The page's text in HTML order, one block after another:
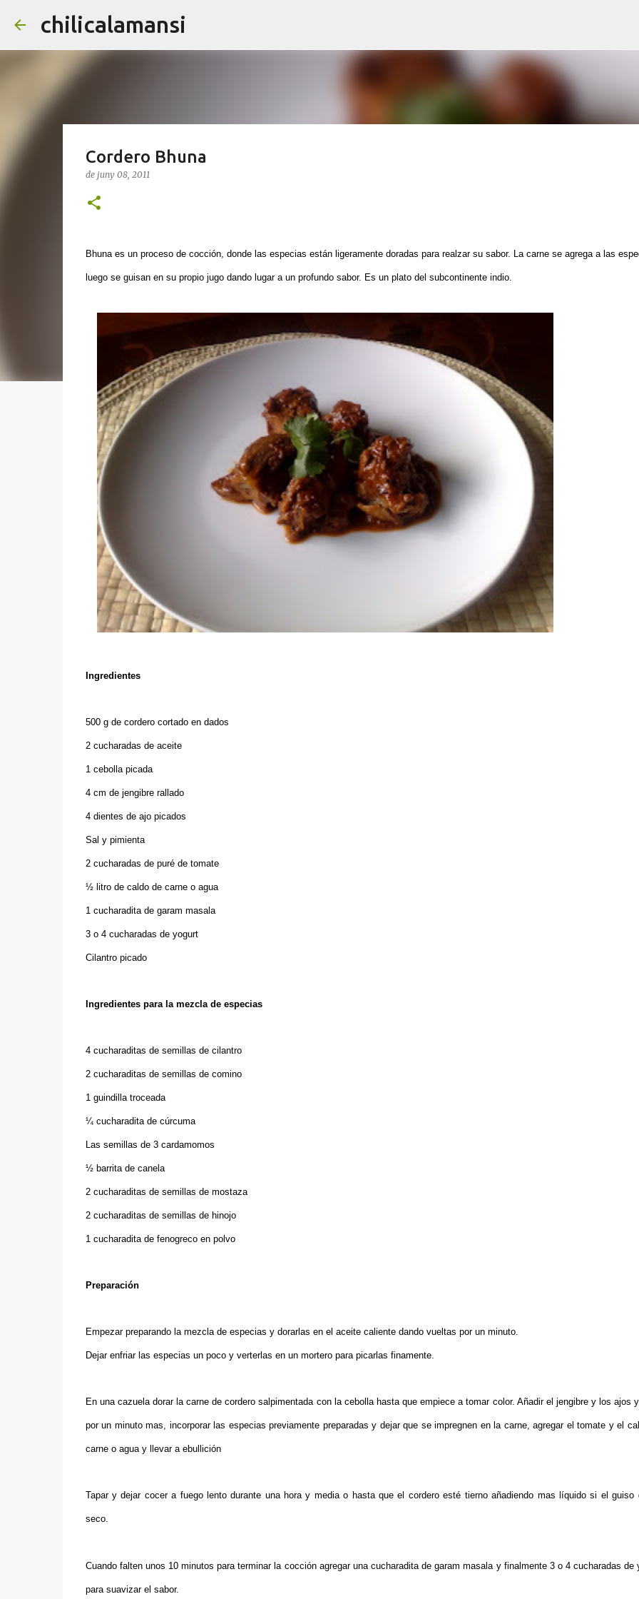
chilicalamansi
Cordero Bhuna
de juny 08, 2011
Bhuna es un proceso de cocción, donde las especias están ligeramente doradas para realzar su sabor. La carne se agrega a las
luego se guisan en su propio jugo dando lugar a un profundo sabor. Es un plato del subcontinente indio.
Ingredientes
500 g de cordero cortado en dados
2 cucharadas de aceite
1 cebolla picada
4 cm de jengibre rallado
4 dientes de ajo picados
Sal y pimienta
2 cucharadas de puré de tomate
½ litro de caldo de carne o agua
1 cucharadita de garam masala
3 o 4 cucharadas de yogurt
Cilantro picado
Ingredientes para la mezcla de especias
4 cucharaditas de semillas de cilantro
2 cucharaditas de semillas de comino
1 guindilla troceada
¼ cucharadita de cúrcuma
Las semillas de 3 cardamomos
½ barrita de canela
2 cucharaditas de semillas de mostaza
2 cucharaditas de semillas de hinojo
1 cucharadita de fenogreco en polvo
Preparación
Empezar preparando la mezcla de especias y dorarlas en el aceite caliente dando vueltas por un minuto.
Dejar enfriar las especias un poco y verterlas en un mortero para picarlas finamente.
En una cazuela dorar la carne de cordero salpimentada con la cebolla hasta que empiece a tomar color. Añadir el jengibre y los ajos
por un minuto mas, incorporar las especias previamente preparadas y dejar que se impregnen en la carne, agregar el tomate y el
carne o agua y llevar a ebullición
Tapar y dejar cocer a fuego lento durante una hora y media o hasta que el cordero esté tierno añadiendo mas líquidosi el guiso
seco.
Cuando falten unos 10 minutos para terminar la cocción agregar una cucharadita de garam masala y finalmente 3 o 4 cucharadas de
para suavizar el sabor.